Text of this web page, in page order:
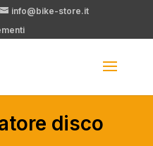
info@bike-store.it
disco